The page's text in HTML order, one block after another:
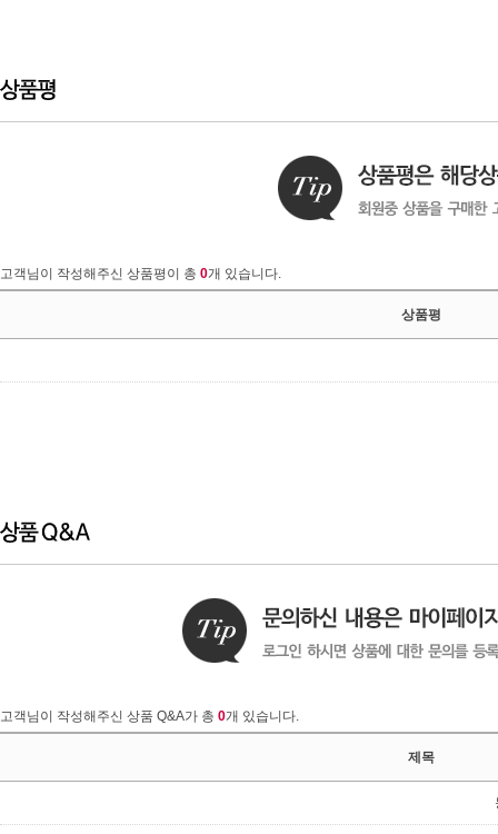
고객님이 작성해주신 상품평이 총 0개 있습니다.
상품평
고객님이 작성해주신 상품 Q&A가 총 0개 있습니다.
제목